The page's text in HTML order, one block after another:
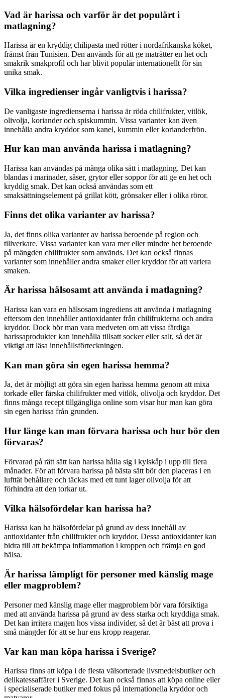
Vad är harissa och varför är det populärt i
matlagning?
Harissa är en kryddig chilipasta med rötter i nordafrikanska köket,
främst från Tunisien. Den används för att ge maträtter en het och
smakrik smakprofil och har blivit populär internationellt för sin
unika smak.
Vilka ingredienser ingår vanligtvis i harissa?
De vanligaste ingredienserna i harissa är röda chilifrukter, vitlök,
olivolja, koriander och spiskummin. Vissa varianter kan även
innehålla andra kryddor som kanel, kummin eller korianderfrön.
Hur kan man använda harissa i matlagning?
Harissa kan användas på många olika sätt i matlagning. Det kan
blandas i marinader, såser, grytor eller soppor för att ge en het och
kryddig smak. Det kan också användas som ett
smaksättningselement på grillat kött, grönsaker eller i olika röror.
Finns det olika varianter av harissa?
Ja, det finns olika varianter av harissa beroende på region och
tillverkare. Vissa varianter kan vara mer eller mindre het beroende
på mängden chilifrukter som används. Det kan också finnas
varianter som innehåller andra smaker eller kryddor för att variera
smaken.
Är harissa hälsosamt att använda i matlagning?
Harissa kan vara en hälsosam ingrediens att använda i matlagning
eftersom den innehåller antioxidanter från chilifrukterna och andra
kryddor. Dock bör man vara medveten om att vissa färdiga
harissaprodukter kan innehålla tillsatt socker eller salt, så det är
viktigt att läsa innehållsförteckningen.
Kan man göra sin egen harissa hemma?
Ja, det är möjligt att göra sin egen harissa hemma genom att mixa
torkade eller färska chilifrukter med vitlök, olivolja och kryddor. Det
finns många recept tillgängliga online som visar hur man kan göra
sin egen harissa från grunden.
Hur länge kan man förvara harissa och hur bör den
förvaras?
Förvarad på rätt sätt kan harissa hålla sig i kylskåp i upp till flera
månader. För att förvara harissa på bästa sätt bör den placeras i en
lufttät behållare och täckas med ett tunt lager olivolja för att
förhindra att den torkar ut.
Vilka hälsofördelar kan harissa ha?
Harissa kan ha hälsofördelar på grund av dess innehåll av
antioxidanter från chilifrukter och kryddor. Dessa antioxidanter kan
bidra till att bekämpa inflammation i kroppen och främja en god
hälsa.
Är harissa lämpligt för personer med känslig mage
eller magproblem?
Personer med känslig mage eller magproblem bör vara försiktiga
med att använda harissa på grund av dess starka och kryddiga smak.
Det kan irritera magen hos vissa individer, så det är bäst att prova i
små mängder för att se hur ens kropp reagerar.
Var kan man köpa harissa i Sverige?
Harissa finns att köpa i de flesta välsorterade livsmedelsbutiker och
delikatessaffärer i Sverige. Det kan också finnas att köpa online eller
i specialiserade butiker med fokus på internationella kryddor och